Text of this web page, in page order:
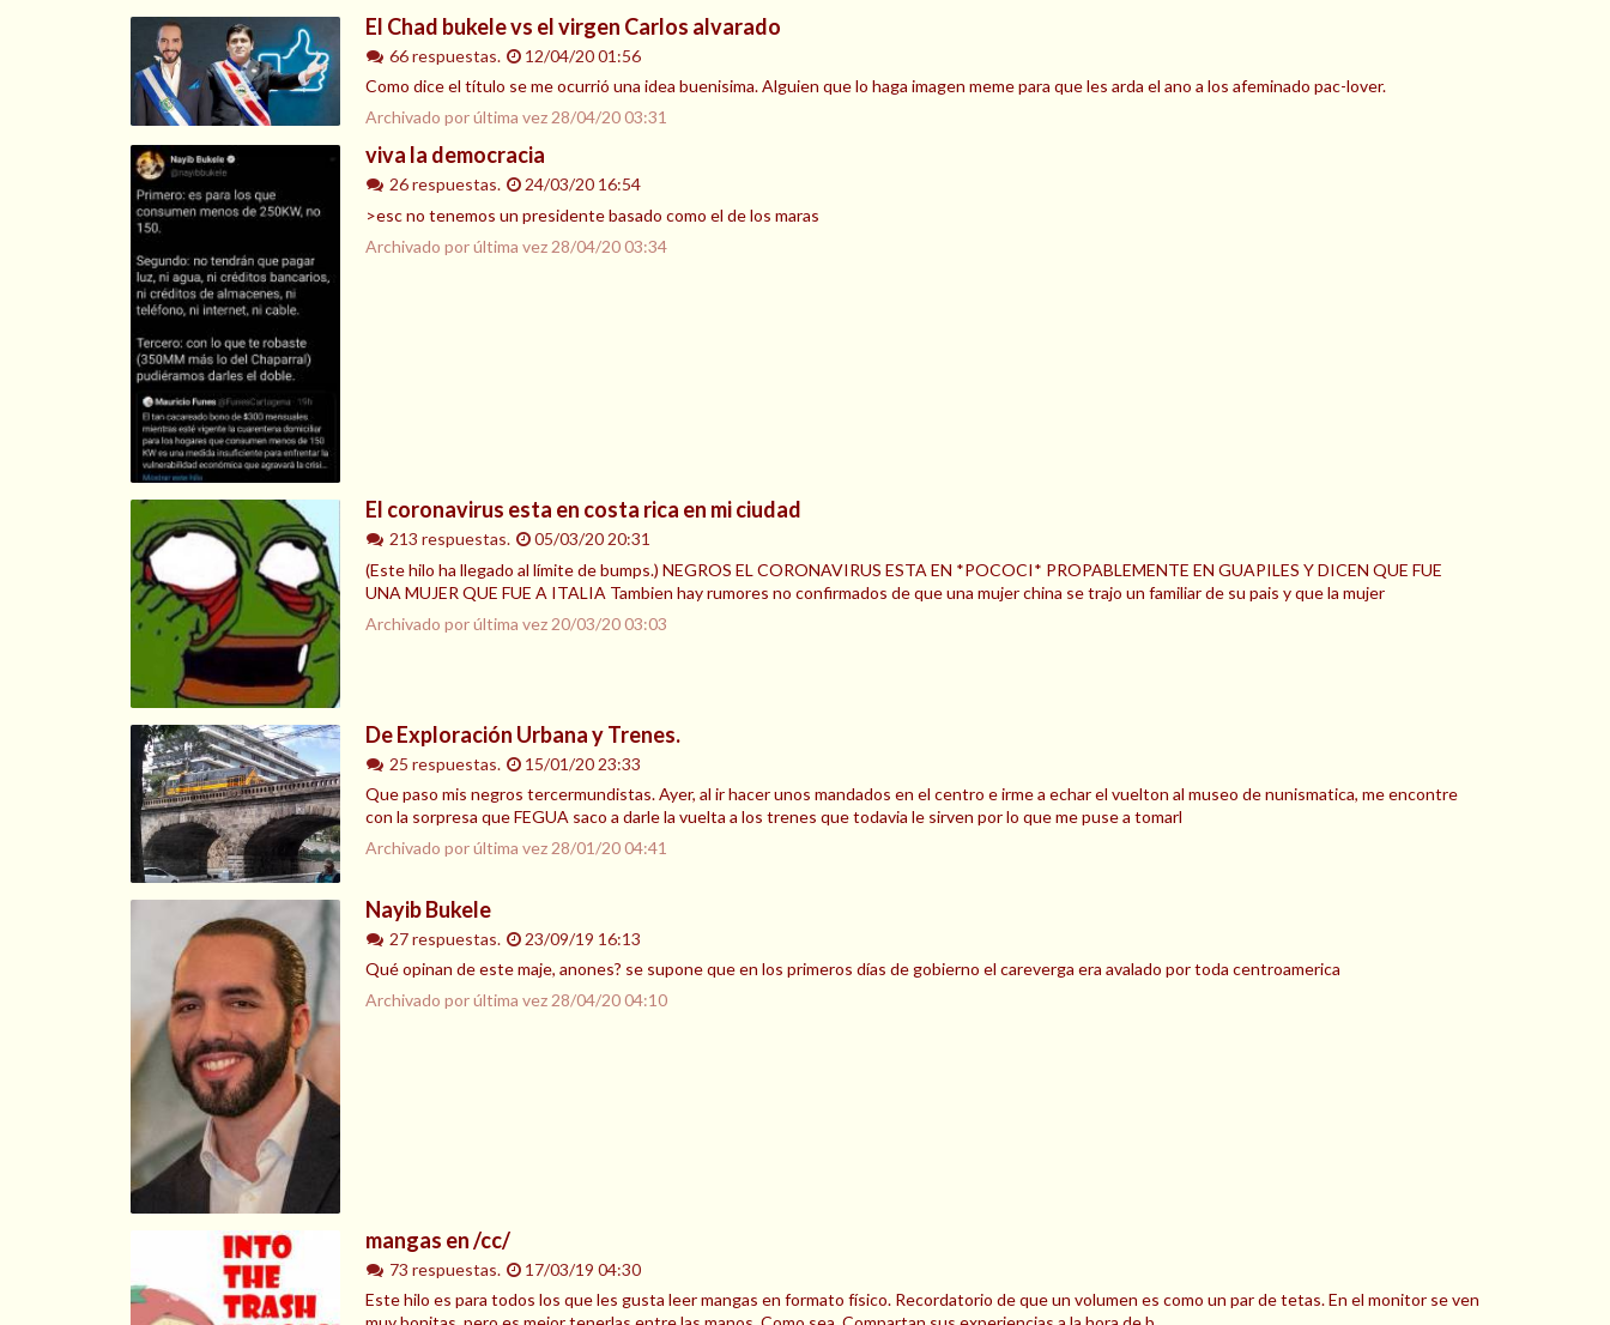
El Chad bukele vs el virgen Carlos alvarado
66 respuestas.
12/04/20 01:56
Como dice el título se me ocurrió una idea buenisima. Alguien que lo haga imagen meme para que les arda el ano a los afeminado pac-lover.
Archivado por última vez 28/04/20 03:31
viva la democracia
26 respuestas.
24/03/20 16:54
>esc no tenemos un presidente basado como el de los maras
Archivado por última vez 28/04/20 03:34
El coronavirus esta en costa rica en mi ciudad
213 respuestas.
05/03/20 20:31
(Este hilo ha llegado al límite de bumps.) NEGROS EL CORONAVIRUS ESTA EN *POCOCI* PROPABLEMENTE EN GUAPILES Y DICEN QUE FUE
UNA MUJER QUE FUE A ITALIA Tambien hay rumores no confirmados de que una mujer china se trajo un familiar de su pais y que la mujer
Archivado por última vez 20/03/20 03:03
De Exploración Urbana y Trenes.
25 respuestas.
15/01/20 23:33
Que paso mis negros tercermundistas. Ayer, al ir hacer unos mandados en el centro e irme a echar el vuelton al museo de nunismatica, me encontre
con la sorpresa que FEGUA saco a darle la vuelta a los trenes que todavia le sirven por lo que me puse a tomarl
Archivado por última vez 28/01/20 04:41
Nayib Bukele
27 respuestas.
23/09/19 16:13
Qué opinan de este maje, anones? se supone que en los primeros días de gobierno el careverga era avalado por toda centroamerica
Archivado por última vez 28/04/20 04:10
mangas en /cc/
73 respuestas.
17/03/19 04:30
Este hilo es para todos los que les gusta leer mangas en formato físico. Recordatorio de que un volumen es como un par de tetas. En el monitor se ven